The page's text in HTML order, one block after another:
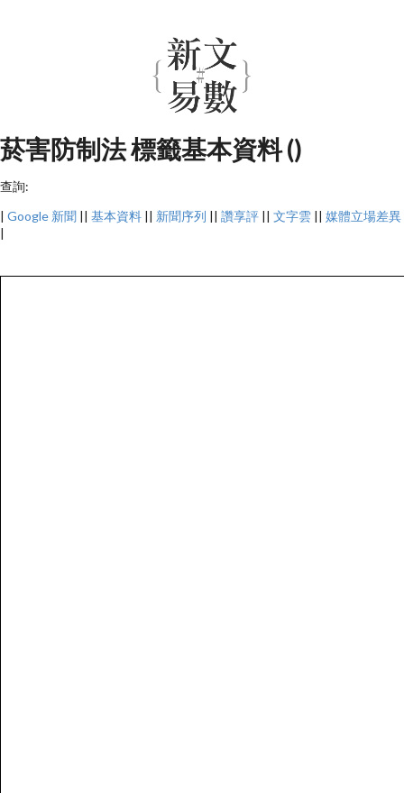
菸害防制法 標籤基本資料 ()
查詢:
| Google 新聞 || 基本資料 || 新聞序列 || 讚享評 || 文字雲 || 媒體立場差異
|